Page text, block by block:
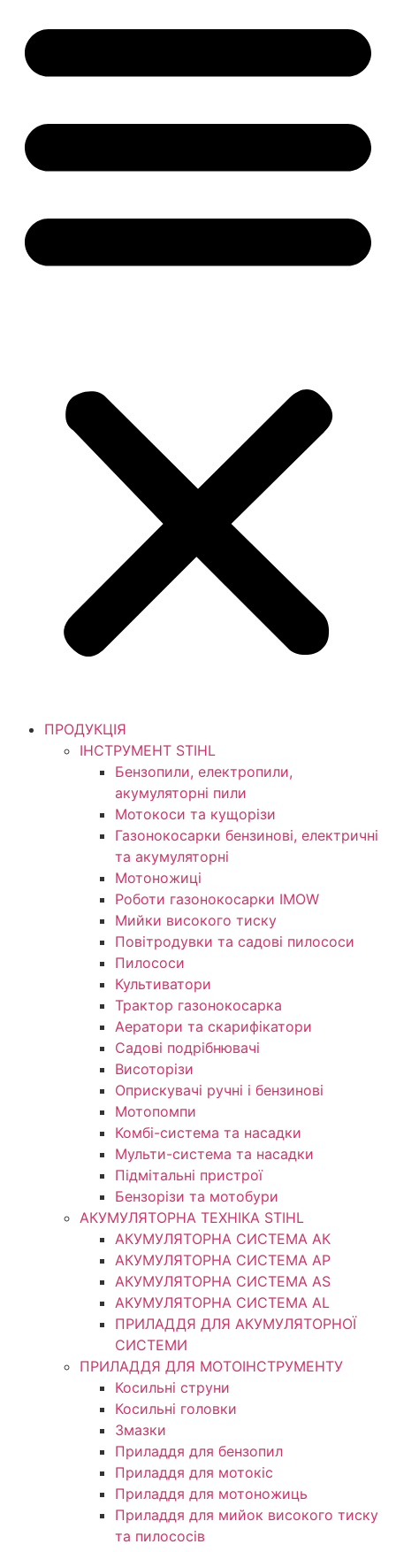
ПРОДУКЦІЯ
ІНСТРУМЕНТ STIHL
Бензопили, електропили,
акумуляторні пили
Мотокоси та кущорізи
Газонокосарки бензинові, електричні
та акумуляторні
Мотоножиці
Роботи газонокосарки IMOW
Мийки високого тиску
Повітродувки та садові пилососи
Пилососи
Культиватори
Трактор газонокосарка
Аератори та скарифікатори
Садові подрібнювачі
Висоторізи
Оприскувачі ручні і бензинові
Мотопомпи
Комбі-система та насадки
Мульти-система та насадки
Підмітальні пристрої
Бензорізи та мотобури
АКУМУЛЯТОРНА ТЕХНІКА STIHL
АКУМУЛЯТОРНА СИСТЕМА АК
АКУМУЛЯТОРНА СИСТЕМА АР
АКУМУЛЯТОРНА СИСТЕМА AS
АКУМУЛЯТОРНА СИСТЕМА AL
ПРИЛАДДЯ ДЛЯ АКУМУЛЯТОРНОЇ
СИСТЕМИ
ПРИЛАДДЯ ДЛЯ МОТОІНСТРУМЕНТУ
Косильні струни
Косильні головки
Змазки
Приладдя для бензопил
Приладдя для мотокіс
Приладдя для мотоножиць
Приладдя для мийок високого тиску
та пилососів